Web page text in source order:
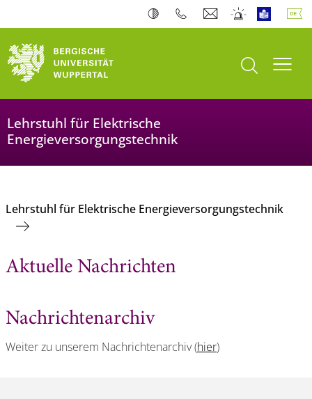
Suche öffnen
Lehrstuhl für Elektrische
Energieversorgungstechnik
Lehrstuhl für Elektrische Energieversorgungstechnik
Aktuelle Nachrichten
Nachrichtenarchiv
Weiter zu unserem Nachrichtenarchiv (hier)